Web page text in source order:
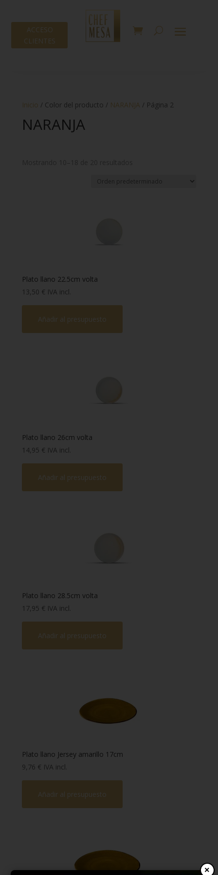
ACCESO
CLIENTES
Inicio / Color del producto / NARANJA / Página 2
NARANJA
Forma
Plato llano 22.5cm volta
13,50 € IVA incl.
Añadir al presupuesto
Plato llano 26cm volta
14,95 € IVA incl.
Añadir al presupuesto
Plato llano 28.5cm volta
17,95 € IVA incl.
Añadir al presupuesto
Plato llano Jersey amarillo 17cm
9,76 € IVA incl.
Añadir al presupuesto
×